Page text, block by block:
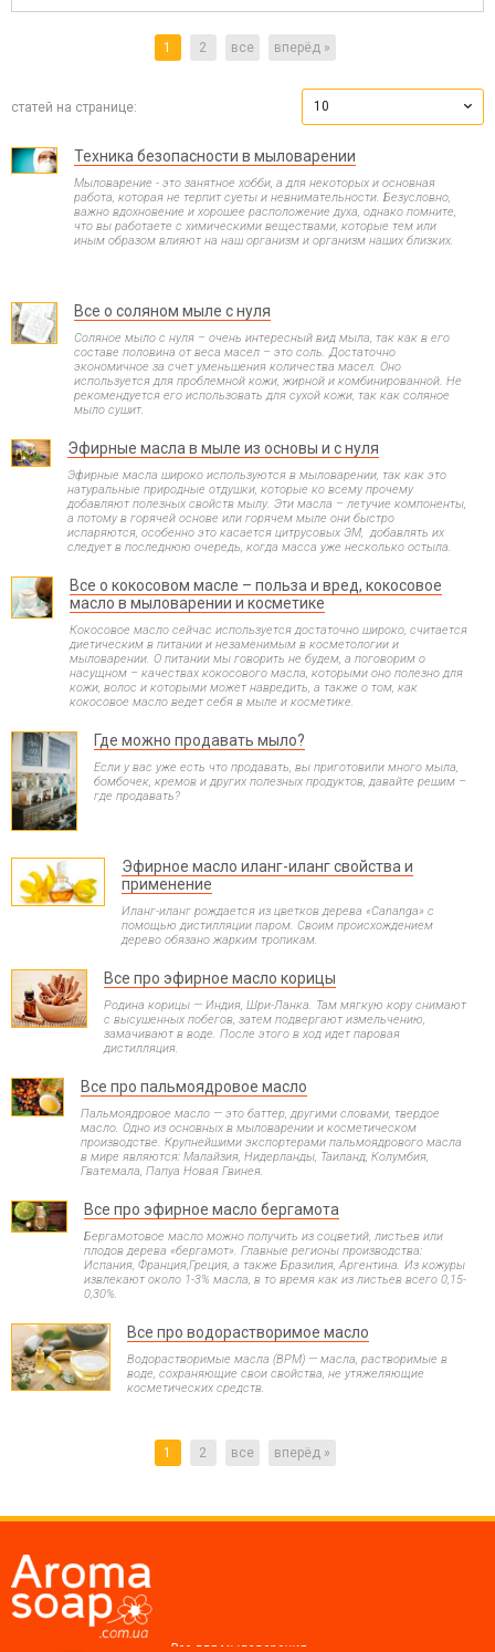
1 2 все вперёд »
статей на странице: 10
Техника безопасности в мыловарении
Мыловарение - это занятное хобби, а для некоторых и основная
работа, которая не терпит суеты и невнимательности. Безусловно,
важно вдохновение и хорошее расположение духа, однако помните,
что вы работаете с химическими веществами, которые тем или
иным образом влияют на наш организм и организм наших близких.
Все о соляном мыле с нуля
Соляное мыло с нуля – очень интересный вид мыла, так как в его
составе половина от веса масел – это соль. Достаточно
экономичное за счет уменьшения количества масел. Оно
используется для проблемной кожи, жирной и комбинированной. Не
рекомендуется его использовать для сухой кожи, так как соляное
мыло сушит.
Эфирные масла в мыле из основы и с нуля
Эфирные масла широко используются в мыловарении, так как это
натуральные природные отдушки, которые ко всему прочему
добавляют полезных свойств мылу. Эти масла – летучие компоненты,
а потому в горячей основе или горячем мыле они быстро
испаряются, особенно это касается цитрусовых ЭМ, добавлять их
следует в последнюю очередь, когда масса уже несколько остыла.
Все о кокосовом масле – польза и вред, кокосовое
масло в мыловарении и косметике
Кокосовое масло сейчас используется достаточно широко, считается
диетическим в питании и незаменимым в косметологии и
мыловарении. О питании мы говорить не будем, а поговорим о
насущном – качествах кокосового масла, которыми оно полезно для
кожи, волос и которыми может навредить, а также о том, как
кокосовое масло ведет себя в мыле и косметике.
Где можно продавать мыло?
Если у вас уже есть что продавать, вы приготовили много мыла,
бомбочек, кремов и других полезных продуктов, давайте решим –
где продавать?
Эфирное масло иланг-иланг свойства и
применение
Иланг-иланг рождается из цветков дерева «Cananga» с
помощью дистилляции паром. Своим происхождением
дерево обязано жарким тропикам.
Все про эфирное масло корицы
Родина корицы — Индия, Шри-Ланка. Там мягкую кору снимают
с высушенных побегов, затем подвергают измельчению,
замачивают в воде. После этого в ход идет паровая
дистилляция.
Все про пальмоядровое масло
Пальмоядровое масло — это баттер, другими словами, твердое
масло. Одно из основных в мыловарении и косметическом
производстве. Крупнейшими экспортерами пальмоядрового масла
в мире являются: Малайзия, Нидерланды, Таиланд, Колумбия,
Гватемала, Папуа Новая Гвинея.
Все про эфирное масло бергамота
Бергамотовое масло можно получить из соцветий, листьев или
плодов дерева «бергамот». Главные регионы производства:
Испания, Франция,Греция, а также Бразилия, Аргентина. Из кожуры
извлекают около 1-3% масла, в то время как из листьев всего 0,15-
0,30%.
Все про водорастворимое масло
Водорастворимые масла (ВРМ) — масла, растворимые в
воде, сохраняющие свои свойства, не утяжеляющие
косметических средств.
1 2 все вперёд »
Все для мыловарения,